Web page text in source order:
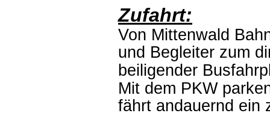
Zufahrt:
Von Mittenwald
und Begleiter zum
beiligender
Mit dem PKW
fährt andauernd ein